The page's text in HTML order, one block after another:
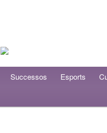
Successos Esports